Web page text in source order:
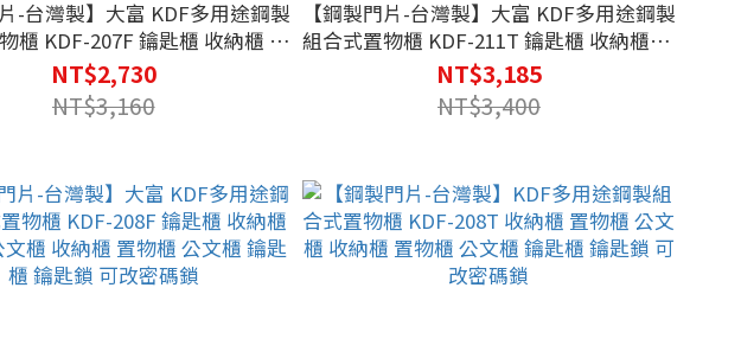
片-台灣製】大富 KDF多用途鋼製
207F 鑰匙櫃 收納櫃 置
鑰匙鎖 可改密碼鎖
NT$2,730
NT$3,160
【鋼製門片-台灣製】大富 KDF多用途鋼製
組合式置物櫃 KDF-211T 鑰匙櫃 收納櫃 置
鑰匙鎖 可改密碼鎖
NT$3,185
NT$3,400